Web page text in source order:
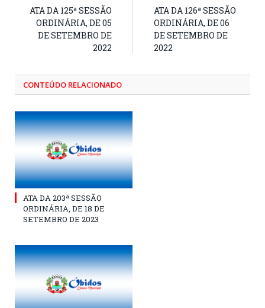
ATA DA 125ª SESSÃO
ORDINÁRIA, DE 05
DE SETEMBRO DE
2022
ATA DA 126ª SESSÃO
ORDINÁRIA, DE 06
DE SETEMBRO DE
2022
CONTEÚDO RELACIONADO
ATA DA 203ª SESSÃO
ORDINÁRIA, DE 18 DE
SETEMBRO DE 2023